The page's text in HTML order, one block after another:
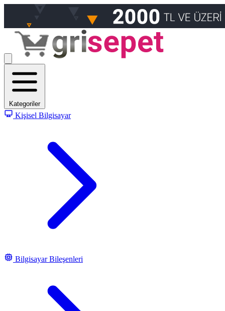
Kategoriler
Kişisel Bilgisayar
Bilgisayar Bileşenleri